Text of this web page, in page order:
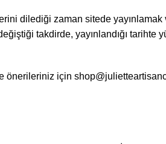
dilediği zaman sitede
takdirde, yayınlandığı tarihte
önerileriniz için